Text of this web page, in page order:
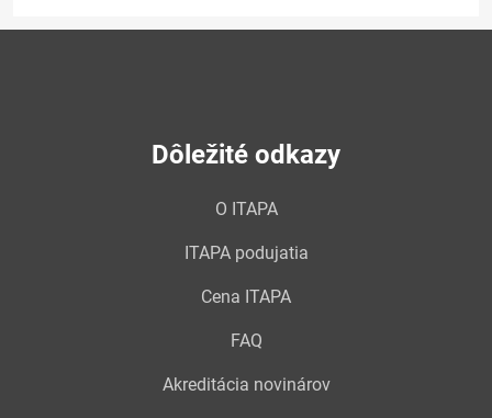
Dôležité odkazy
O ITAPA
ITAPA podujatia
Cena ITAPA
FAQ
Akreditácia novinárov